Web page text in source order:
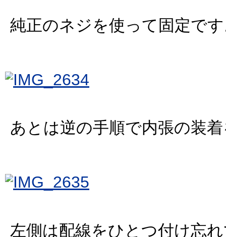
純正のネジを使って固定で
あとは逆の手順で内張の装
左側は配線をひとつ付け忘